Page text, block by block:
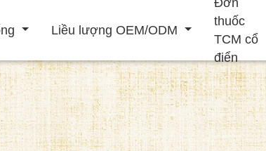
Liều lượng OEM/ODM
Đơn
thuốc
TCM cổ
điển